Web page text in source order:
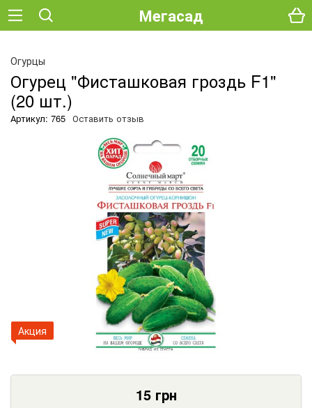
Мегасад
Огурцы
Огурец "Фисташковая гроздь F1"
(20 шт.)
Артикул: 765 Оставить отзыв
Акция
15грн